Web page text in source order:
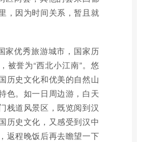
，因为时间关系，暂且就
家优秀旅游城市，国家历
被誉为“西北小江南”。悠
历史文化和优美的自然山
色。如一日周边游，白天
栈道风景区，既览阅到汉
历史文化，又感受到汉中
返程晚饭后再去瞻望一下